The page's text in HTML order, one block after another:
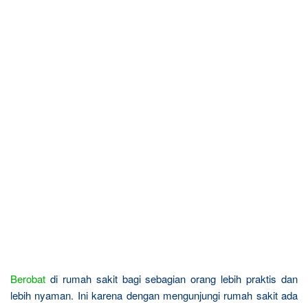
Berobat di rumah sakit bagi sebagian orang lebih praktis dan
lebih nyaman. Ini karena dengan mengunjungi rumah sakit ada